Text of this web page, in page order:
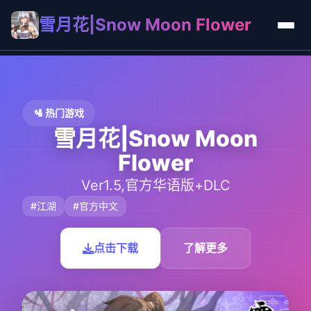
雪月花|Snow Moon Flower
🛂 热门游戏
雪月花|Snow Moon
Flower
Ver1.5,官方华语版+DLC
#江湖 #官方中文
点击下载 了解更多